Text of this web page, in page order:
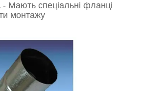
- Мають спеціальні фланці
монтажу